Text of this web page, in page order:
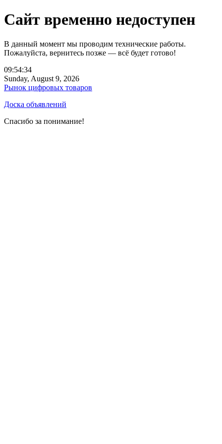
Сайт временно недоступен
В данный момент мы проводим технические работы.
Пожалуйста, вернитесь позже — всё будет готово!
09:54:34
Sunday, August 9, 2026
Рынок цифровых товаров
Доска объявлений
Спасибо за понимание!